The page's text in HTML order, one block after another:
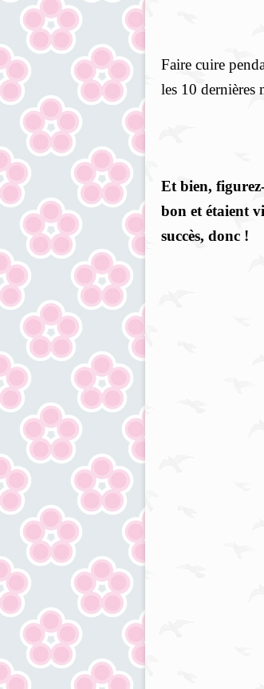
Faire cuire
les 10 dernières
Et bien,
bon et étaient
succès, donc !